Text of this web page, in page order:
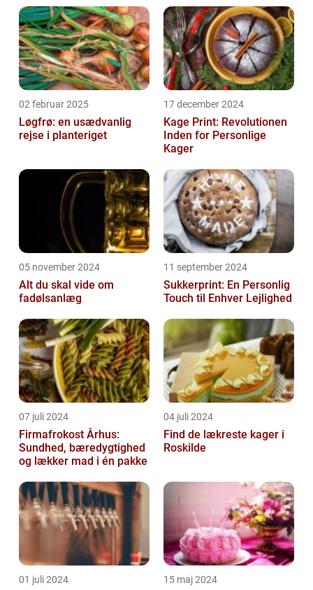
02 februar 2025
Løgfrø: en usædvanlig
rejse i planteriget
17 december 2024
Kage Print: Revolutionen
Inden for Personlige
Kager
05 november 2024
Alt du skal vide om
fadølsanlæg
11 september 2024
Sukkerprint: En Personlig
Touch til Enhver Lejlighed
07 juli 2024
Firmafrokost Århus:
Sundhed, bæredygtighed
og lækker mad i én pakke
04 juli 2024
Find de lækreste kager i
Roskilde
01 juli 2024 15 maj 2024